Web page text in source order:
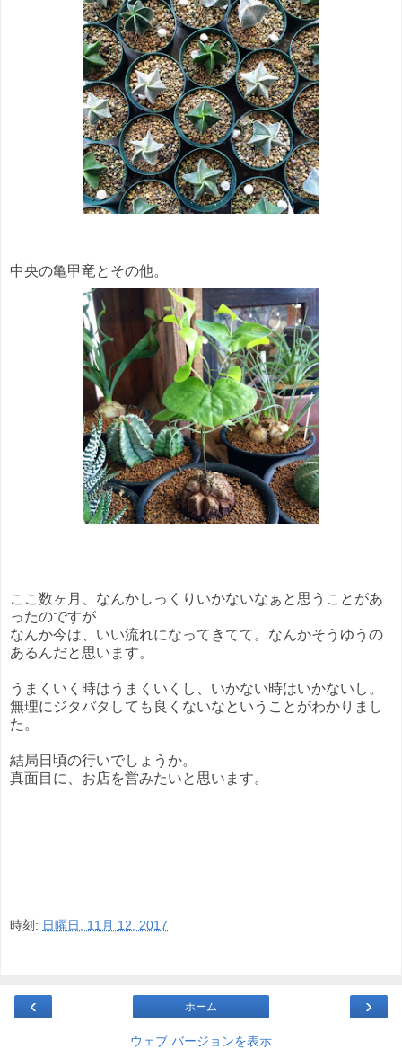
中央の亀甲竜とその他。
ここ数ヶ月、なんかしっくりいかないなぁと思うことがあ
ったのですが
なんか今は、いい流れになってきてて。なんかそうゆうの
あるんだと思います。
うまくいく時はうまくいくし、いかない時はいかないし。
無理にジタバタしても良くないなということがわかりまし
た。
結局日頃の行いでしょうか。
真面目に、お店を営みたいと思います。
時刻: 日曜日, 11月 12, 2017
‹ ›
ホーム
ウェブ バージョンを表示